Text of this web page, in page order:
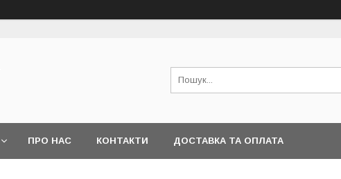
ПРО НАС КОНТАКТИ ДОСТАВКА ТА ОПЛАТА